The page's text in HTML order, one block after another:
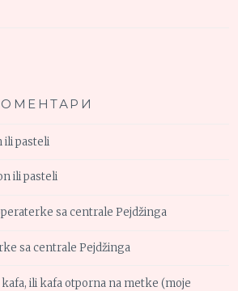
ili pasteli
ili pasteli
sa centrale Pejdžinga
sa centrale Pejdžinga
ili kafa otporna na metke (moje